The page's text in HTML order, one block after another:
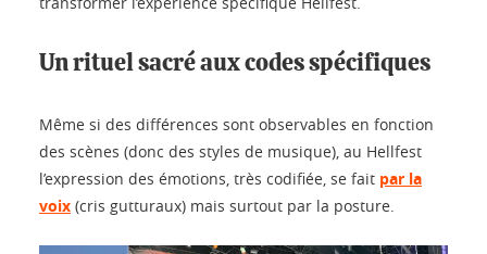
Un rituel sacré aux codes spécifiques
Même si des différences sont observables en fonction
des scènes (donc des styles de musique), au Hellfest
l’expression des émotions, très codifiée, se fait par la
voix (cris gutturaux) mais surtout par la posture.